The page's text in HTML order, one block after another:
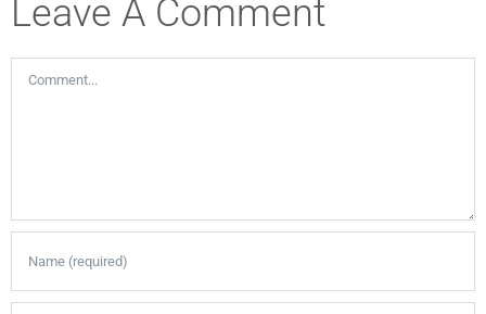
Leave A Comment
Comment